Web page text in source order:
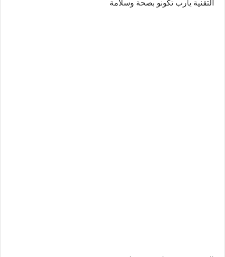
التقنية يارب تكونو بصحة وسلامة